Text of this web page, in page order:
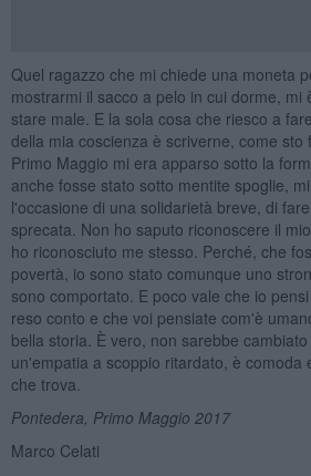
Quel ragazzo che mi chiede una moneta
mostrarmi il sacco a pelo in cui dorme, mi
stare male. E la sola cosa che riesco a
della mia coscienza è scriverne, come sto
Primo Maggio mi era apparso sotto la
anche fosse stato sotto mentite spoglie,
l'occasione di una solidarietà breve, di
sprecata. Non ho saputo riconoscere il
ho riconosciuto me stesso. Perché, che
povertà, io sono stato comunque uno
sono comportato. E poco vale che io
reso conto e che voi pensiate com'è
bella storia. È vero, non sarebbe
un'empatia a scoppio ritardato, è comoda
che trova.
Pontedera, Primo Maggio 2017
Marco Celati